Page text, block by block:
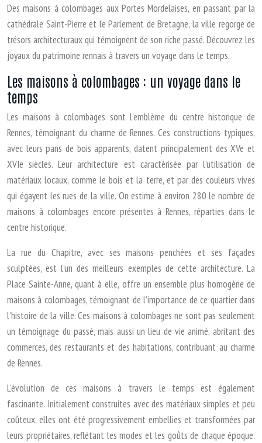
Des maisons à colombages aux Portes Mordelaises, en passant par la
cathédrale Saint-Pierre et le Parlement de Bretagne, la ville regorge de
trésors architecturaux qui témoignent de son riche passé. Découvrez les
joyaux du patrimoine rennais à travers un voyage dans le temps.
Les maisons à colombages : un voyage dans le
temps
Les maisons à colombages sont l’emblème du centre historique de
Rennes, témoignant du charme de Rennes. Ces constructions typiques,
avec leurs pans de bois apparents, datent principalement des XVe et
XVIe siècles. Leur architecture est caractérisée par l’utilisation de
matériaux locaux, comme le bois et la terre, et par des couleurs vives
qui égayent les rues de la ville. On estime à environ 280 le nombre de
maisons à colombages encore présentes à Rennes, réparties dans le
centre historique.
La rue du Chapitre, avec ses maisons penchées et ses façades
sculptées, est l’un des meilleurs exemples de cette architecture. La
Place Sainte-Anne, quant à elle, offre un ensemble plus homogène de
maisons à colombages, témoignant de l’importance de ce quartier dans
l’histoire de la ville. Ces maisons à colombages ne sont pas seulement
un témoignage du passé, mais aussi un lieu de vie animé, abritant des
commerces, des restaurants et des habitations, contribuant au charme
de Rennes.
L’évolution de ces maisons à travers le temps est également
fascinante. Initialement construites avec des matériaux simples et peu
coûteux, elles ont été progressivement embellies et transformées par
leurs propriétaires, reflétant les modes et les goûts de chaque époque.